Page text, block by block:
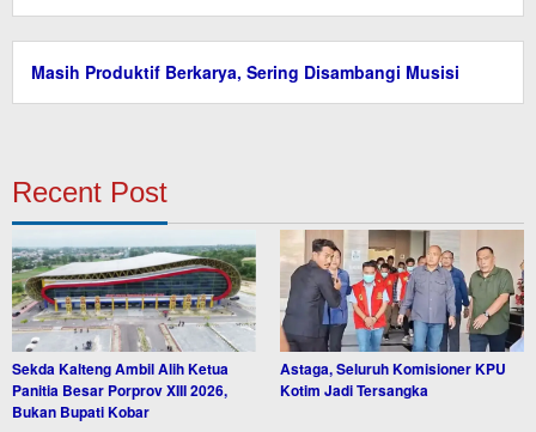
Masih Produktif Berkarya, Sering Disambangi Musisi
Recent Post
Sekda Kalteng Ambil Alih Ketua
Panitia Besar Porprov XIII 2026,
Bukan Bupati Kobar
Astaga, Seluruh Komisioner KPU
Kotim Jadi Tersangka